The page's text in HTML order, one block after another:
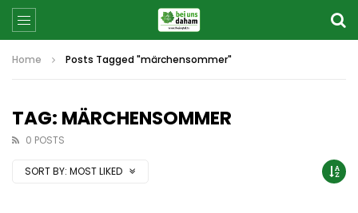
Home Posts Tagged "märchensommer"
TAG: MÄRCHENSOMMER
0 POSTS
SORT BY: MOST LIKED